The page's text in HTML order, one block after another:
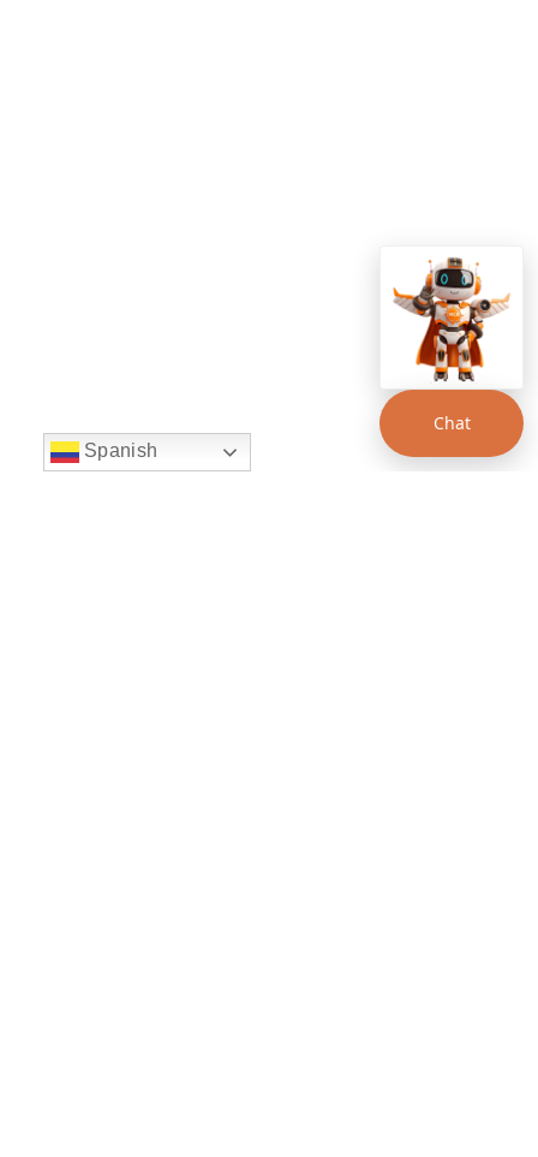
Spanish
Chat